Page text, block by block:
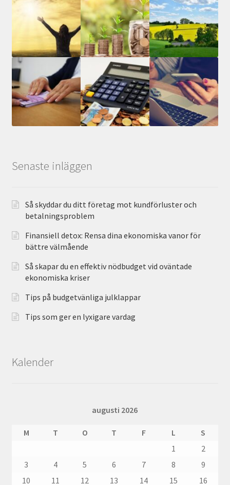
Senaste inläggen
Så skyddar du ditt företag mot kundförluster och
betalningsproblem
Finansiell detox: Rensa dina ekonomiska vanor för
bättre välmående
Så skapar du en effektiv nödbudget vid oväntade
ekonomiska kriser
Tips på budgetvänliga julklappar
Tips som ger en lyxigare vardag
Kalender
augusti 2026
M T O T F L
S
1
2
3
4 5 6 7 8
9
10
11 12 13 14 15 16